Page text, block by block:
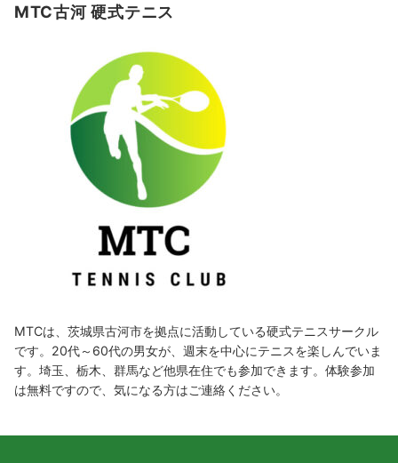
MTC古河 硬式テニス
MTCは、茨城県古河市を拠点に活動している硬式テニスサークル
です。20代～60代の男女が、週末を中心にテニスを楽しんでいま
す。埼玉、栃木、群馬など他県在住でも参加できます。体験参加
は無料ですので、気になる方はご連絡ください。